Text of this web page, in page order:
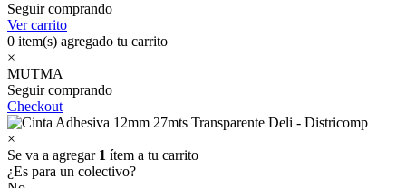
Seguir comprando
Ver carrito
0 item(s) agregado tu carrito
×
MUTMA
Seguir comprando
Checkout
×
Se va a agregar 1 ítem a tu carrito
¿Es para un colectivo?